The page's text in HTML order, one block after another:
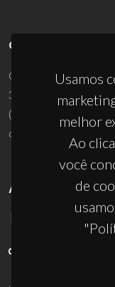
Usamos
melhor
Ao
você
de
CONTACTOS
Campus Universitário
3810-193 Aveiro -
(+351) 234 370 200
ciceco@ua.pt
APOIOS